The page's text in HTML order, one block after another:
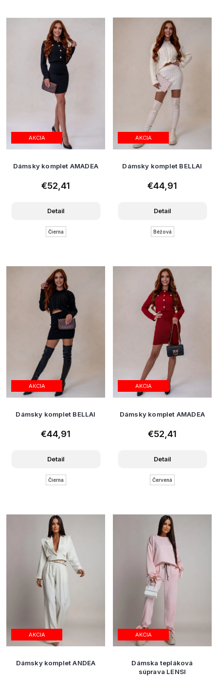
AKCIA
Dámsky komplet AMADEA
€52,41
Detail
Čierna
AKCIA
Dámsky komplet BELLAI
€44,91
Detail
Béžová
AKCIA
Dámsky komplet BELLAI
€44,91
Detail
Čierna
AKCIA
Dámsky komplet AMADEA
€52,41
Detail
Červená
AKCIA
Dámsky komplet ANDEA
AKCIA
Dámska tepláková
súprava LENSI